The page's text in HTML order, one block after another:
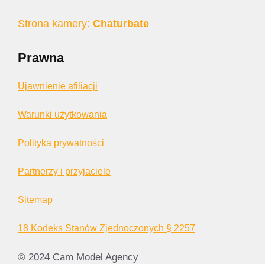
Strona kamery: Chaturbate
Prawna
Ujawnienie afiliacji
Warunki użytkowania
Polityka prywatności
Partnerzy i przyjaciele
Sitemap
18 Kodeks Stanów Zjednoczonych § 2257
© 2024 Cam Model Agency